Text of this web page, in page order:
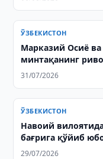
ЎЗБЕКИСТОН
Марказий Осиё
минтақанинг
қилишди ва
31/07/2026
ЎЗБЕКИСТОН
Навоий
бағрига қўйиб
29/07/2026